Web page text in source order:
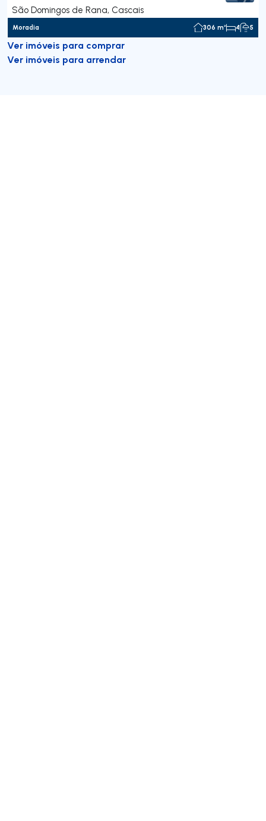
São Domingos de Rana, Cascais
Moradia 306 m² 4 5
Ver imóveis para comprar
Ver imóveis para arrendar